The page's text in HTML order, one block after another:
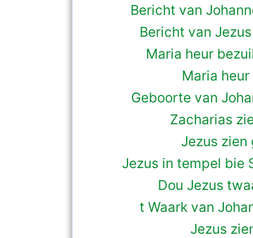
Bericht van
Bericht van
Maria heur
Maria
Geboorte van
Zacharias
Jezus zien
Jezus in tempel bie
Dou Jezus
t Waark van
Jezus